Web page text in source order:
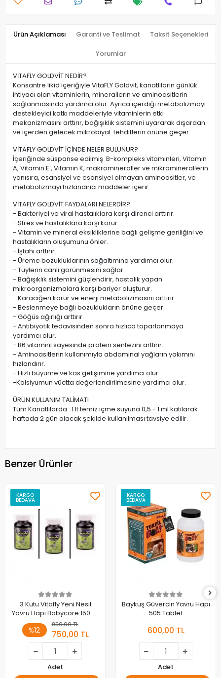
Ürün Açıklaması Garanti ve Teslimat Taksit Seçenekleri
Yorumlar
VİTAFLY GOLDVİT NEDİR?
Konsantre likid içeriğiyle VitaFLY Goldvit, kanatlıların günlük
ihtiyacı olan vitaminlerin, minerallerin ve aminoasitlerin
sağlanmasında yardımcı olur. Ayrıca içerdiği metabolizmayı
destekleyici katkı maddeleriyle vitaminlerin etki
mekanizmasını arttırır, bağışıklık sistemini uyararak dışardan
ve içerden gelecek mikrobiyal tehditlerin önüne geçer.
VİTAFLY GOLDVİT İÇİNDE NELER BULUNUR?
İçeriğinde süspanse edilmiş B-kompleks vitaminleri, Vitamin
A, Vitamin E , Vitamin K, makromineraller ve mikrominerallerin
yanısıra, esansiyel ve esansiyel olmayan aminoasitler, ve
metabolizmayı hızlandırıcı maddeler içerir.
VİTAFLY GOLDVİT FAYDALARI NELERDİR?
- Bakteriyel ve viral hastalıklara karşı direnci arttırır.
- Stres ve hastalıklara karşı korur.
- Vitamin ve mineral eksikliklerine bağlı gelişme geriliğini ve
hastalıkların oluşumunu önler.
- İştahı arttırır.
- Üreme bozukluklarının sağaltımına yardımcı olur.
- Tüylerin canlı görünmesini sağlar.
- Bağışıklık sistemini güçlendirir, hastalık yapan
mikroorganizmalara karşı bariyer oluşturur.
- Karaciğeri korur ve enerji metabolizmasını arttırır.
- Beslenmeye bağlı bozuklukların önüne geçer.
- Göğüs ağırlığı arttırır.
- Antibiyotik tedavisinden sonra hızlıca toparlanmaya
yardımcı olur.
- B6 vitamini sayesinde protein sentezini arttırır.
- Aminoasitlerin kullanımıyla abdominal yağların yakımını
hızlandırır.
- Hızlı büyüme ve kas gelişimine yardımcı olur.
-Kalsiyumun vüctta değerlendirilmesine yardımcı olur.
ÜRÜN KULLANIM TALİMATI
Tüm Kanatlılarda : 1 lt temiz içme suyuna 0,5 - 1 ml katılarak
haftada 2 gün olacak şekilde kullanılması tavsiye edilir.
Benzer Ürünler
KARGO
BEDAVA
3 Kutu Vitafly Yeni Nesil
Yavru Hapı Babycore 150 Gr
- 2250 Adet
%12
850,00 TL
750,00 TL
Adet
KARGO
BEDAVA
Baykuş Güvercin Yavru Hapı
505 Tablet
600,00 TL
Adet